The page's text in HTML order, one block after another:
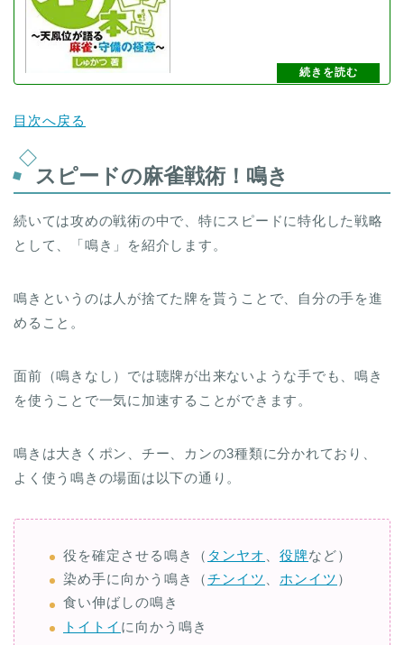
目次へ戻る
スピードの麻雀戦術！鳴き
続いては攻めの戦術の中で、特にスピードに特化した戦略
として、「鳴き」を紹介します。
鳴きというのは人が捨てた牌を貰うことで、自分の手を進
めること。
面前（鳴きなし）では聴牌が出来ないような手でも、鳴き
を使うことで一気に加速することができます。
鳴きは大きくポン、チー、カンの3種類に分かれており、
よく使う鳴きの場面は以下の通り。
役を確定させる鳴き（ タンヤオ 役牌など）
染め手に向かう鳴き（チンイツ ホンイツ ）
食い伸ばしの鳴き
トイトイ に向かう鳴き